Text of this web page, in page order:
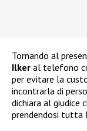
Tornando al
Ilker al telefono
per evitare la
incontrarla di
dichiara al giudice
prendendosi tutta